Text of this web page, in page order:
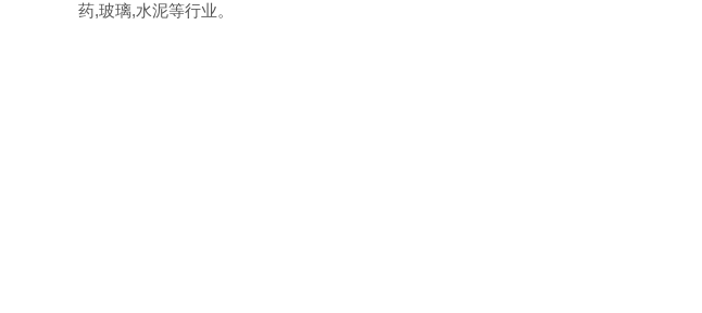
药,玻璃,水泥等行业。